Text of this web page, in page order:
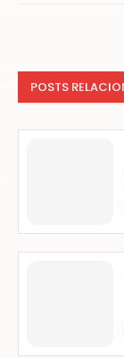
POSTS